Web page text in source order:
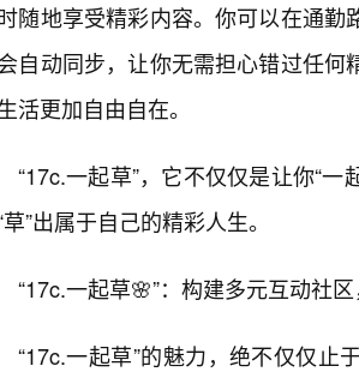
随地享受精彩内容。你可以在通
自动同步，让你无需担心错过任
活更加自由自在。
“17c.一起草”，它不仅仅是让你“
草”出属于自己的精彩人生。
“17c.一起草🌸”：构建多元互动社
“17c.一起草”的魅力，绝不仅仅止